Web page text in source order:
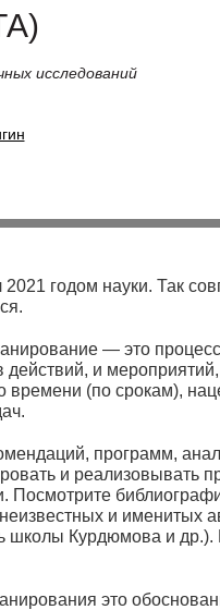
исследований
годом науки. Так
— это
и
времени (по срокам),
программ,
и реализовывать
Посмотрите
и именитых
школы Курдюмова и др.).
это